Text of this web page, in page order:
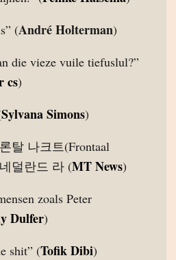
(André Holterman)
die vieze vuile tiefuslul?”
cs)
Sylvana Simons)
탈 나크트(Frontaal
덜란드 라 (MT News)
zoals Peter
Dulfer)
shit” (Tofik Dibi)